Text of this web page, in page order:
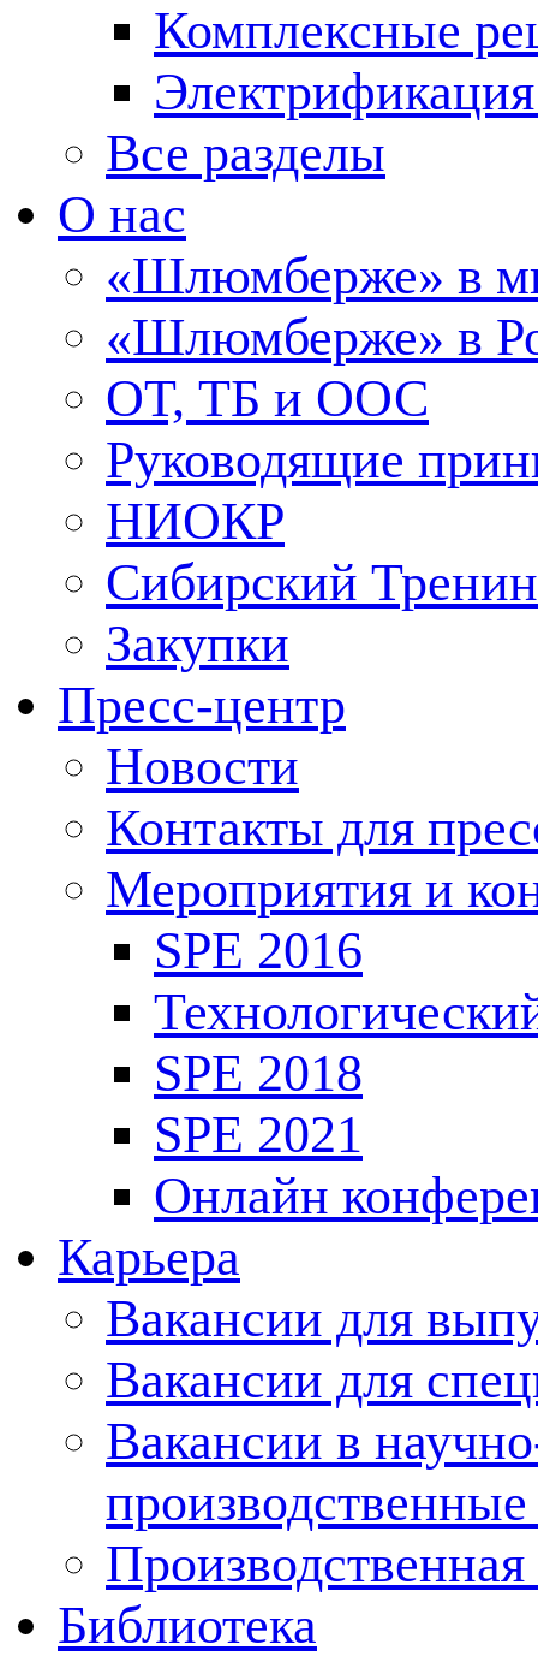
Комплексные
Все разделы
О нас
«Шлюмберже» в
«Шлюмберже» в
ОТ, ТБ и ООС
Руководящие
НИОКР
Сибирский
Закупки
Пресс-центр
Новости
Контакты для
Мероприятия и
SPE 2016
SPE 2018
SPE 2021
Онлайн
Карьера
Вакансии для
Вакансии для
Вакансии в
Производственная
Библиотека